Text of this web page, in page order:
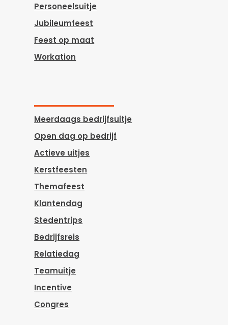
Personeelsuitje
Jubileumfeest
Feest op maat
Workation
Meerdaags bedrijfsuitje
Open dag op bedrijf
Actieve uitjes
Kerstfeesten
Themafeest
Klantendag
Stedentrips
Bedrijfsreis
Relatiedag
Teamuitje
Incentive
Congres